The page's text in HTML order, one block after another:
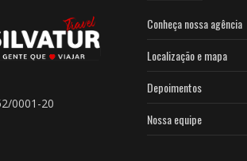
0001-20
Conheça nossa agência
Localização e mapa
Depoimentos
Nossa equipe